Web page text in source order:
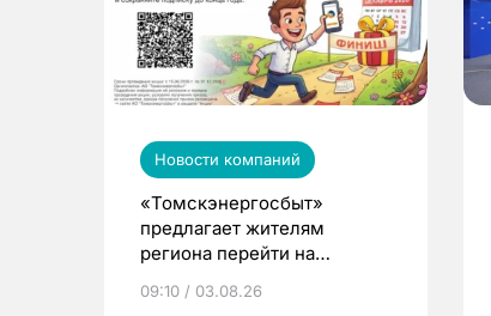
Новости компаний
«Томскэнергосбыт»
предлагает жителям
региона перейти на
выиграть призы
09:10 / 03.08.26